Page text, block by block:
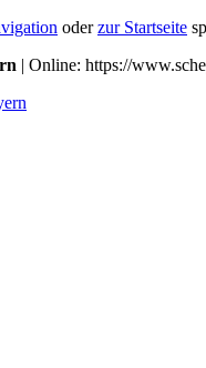
oderzur Startseite
| Online: https://